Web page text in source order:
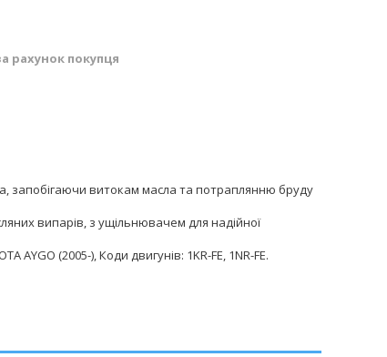
рахунок покупця
запобігаючи витокам масла та потраплянню бруду
випарів, з ущільнювачем для надійної
AYGO (2005-), Коди двигунів: 1KR-FE, 1NR-FE.